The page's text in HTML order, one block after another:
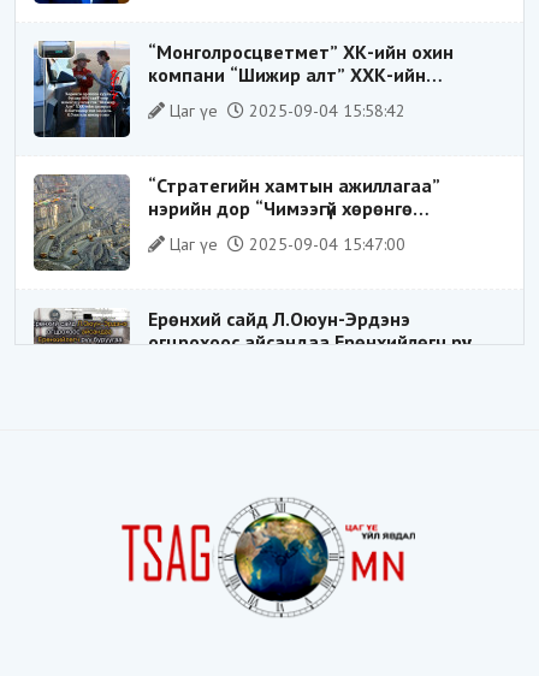
“Монголросцветмет” ХК-ийн охин
компани “Шижир алт” ХХК-ийн
Гүйцэтгэх захирлаар ажиллаж байсан
О.Баттөмөрт холбогдох хэрэг хаашаа
Цаг үе 2025-09-04 15:58:42
“Стратегийн хамтын ажиллагаа”
нэрийн дор “Чимээгүй хөрөнгө
хуримтлал”
Цаг үе 2025-09-04 15:47:00
Ерөнхий сайд Л.Оюун-Эрдэнэ
огцрохоос айсандаа Ерөнхийлөгч рүү
Видёо: ХУУЛЬ ЗӨРЧИН СОНГОГДСОН
ХУУЛЬ ТОГТООГЧ